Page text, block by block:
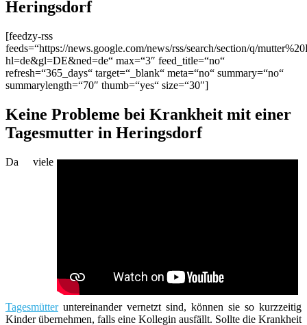
Heringsdorf
[feedzy-rss
feeds=“https://news.google.com/news/rss/search/section/q/
hl=de&gl=DE&ned=de“ max=“3″ feed_title=“no“
refresh=“365_days“ target=“_blank“ meta=“no“ summary=“no“
summarylength=“70″ thumb=“yes“ size=“30″]
Keine Probleme bei Krankheit mit einer
Tagesmutter in Heringsdorf
Da viele
Tagesmütteruntereinander vernetzt sind, können sie so kurzzeitig
Kinder übernehmen, falls eine Kollegin ausfällt. Sollte die Krankheit